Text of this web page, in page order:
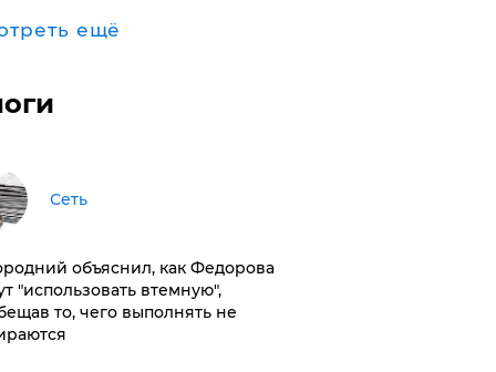
ещё
Сеть
объяснил, как Федорова
"использовать втемную",
то, чего выполнять не